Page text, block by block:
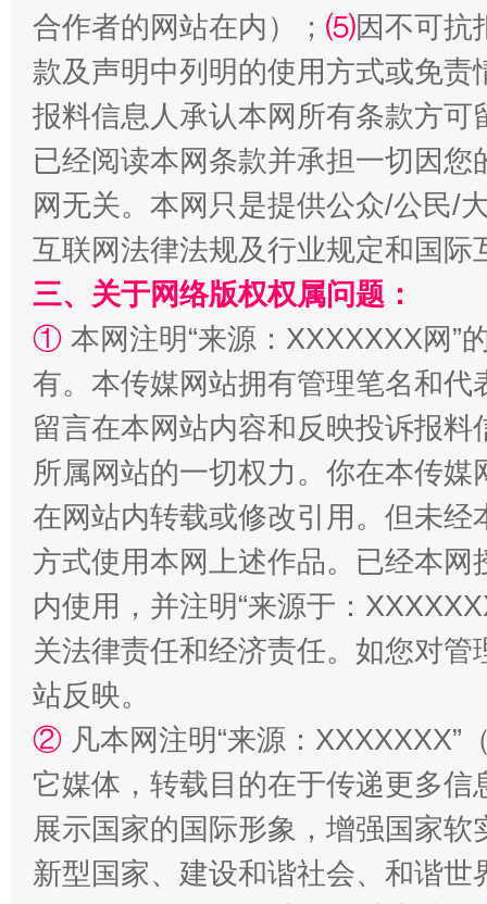
全民健身五年计划来了！等你上场
阿坝州三大球赛在茂县开幕 规模
国家大学科技园优化重塑工作
合作者的网站在内）； ⑸因不可抗
款及声明中列明的使用方式或免责
报料信息人承认本网所有条款方
已经阅读本网条款并承担一切因
网无关。本网只是提供公众/公民/
互联网法律法规及行业规定和国
三、关于网络版权权属问题：
① 本网注明“来源：XXXXXXX网”
有。本传媒网站拥有管理笔名和
留言在本网站内容和反映投诉报
所属网站的一切权力。你在本传
在网站内转载或修改引用。但未
方式使用本网上述作品。已经本
内使用，并注明“来源于：
关法律责任和经济责任。如您对
站反映。
② 凡本网注明“来源：
它媒体，转载目的在于传递更多
展示国家的国际形象，增强国家
新型国家、建设和谐社会、和谐